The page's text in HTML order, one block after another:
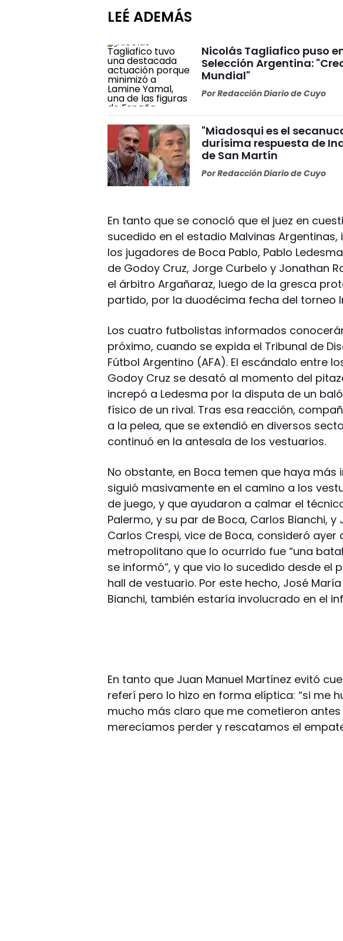
LEÉ ADEMÁS
Nicolás Tagliafico puso
Selección Argentina:
Mundial"
PorRedacción Diario de Cuyo
"Miadosqui es el
durísima respuesta de
de San Martín
PorRedacción Diario de Cuyo
En tanto que se conoció que el juez en
sucedido en el estadio Malvinas
los jugadores de Boca Pablo, Pablo
de Godoy Cruz, Jorge Curbelo y Jonathan
el árbitro Argañaraz, luego de la gresca
partido, por la duodécima fecha del torneo
Los cuatro futbolistas informados
próximo, cuando se expida el Tribunal de
Fútbol Argentino (AFA). El escándalo entre
Godoy Cruz se desató al momento del
increpó a Ledesma por la disputa de un
físico de un rival. Tras esa reacción,
a la pelea, que se extendió en diversos
continuó en la antesala de los vestuarios.
No obstante, en Boca temen que haya
siguió masivamente en el camino a los
de juego, y que ayudaron a calmar el
Palermo, y su par de Boca, Carlos Bianchi, y
Carlos Crespi, vice de Boca, consideró
metropolitano que lo ocurrido fue “una
se informó”, y que vio lo sucedido desde el
hall de vestuario. Por este hecho, José
Bianchi, también estaría involucrado en el
En tanto que Juan Manuel Martínez evitó
referí pero lo hizo en forma elíptica: “si me
mucho más claro que me cometieron
merecíamos perder y rescatamos el